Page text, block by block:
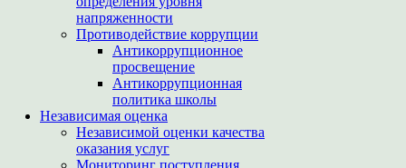
напряженности
Противодействие коррупции
Антикоррупционное
просвещение
Антикоррупционная
политика школы
Независимая оценка
Независимой оценки качества
оказания услуг
Мониторинг поступления